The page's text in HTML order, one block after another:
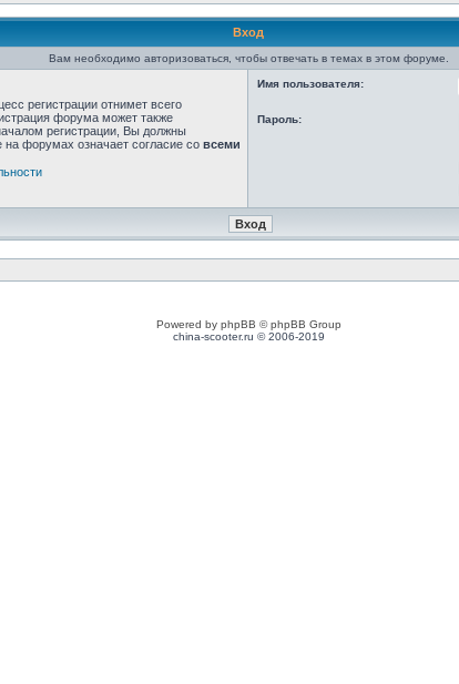
Вход
Вам необходимо авторизоваться, чтобы отвечать в темах в этом форуме.
регистрации отнимет всего
форума может также
регистрации, Вы должны
форумах означает согласие со всеми
Имя пользователя:
Пароль:
Powered by phpBB © phpBB Group
china-scooter.ru © 2006-2019